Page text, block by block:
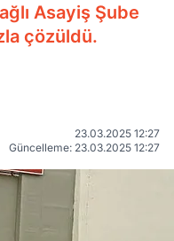
Asayiş Şube
çözüldü.
23.03.2025 12:27
Güncelleme: 23.03.2025 12:27